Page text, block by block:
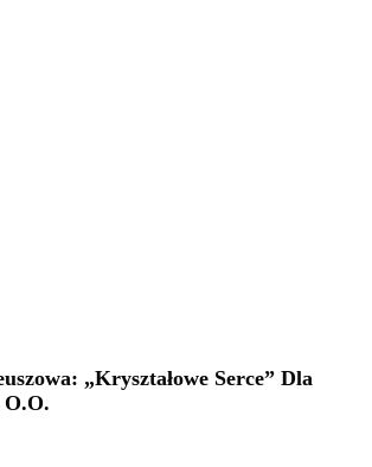
„Kryształowe Serce” Dla
O.o.